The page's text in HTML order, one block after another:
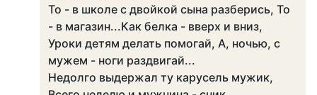
То - в школе с двойкой сына разберись, То
- в магазин...Как белка - вверх и вниз,
Уроки детям делать помогай, А, ночью, с
мужем - ноги раздвигай...
Недолго выдержал ту карусель мужик,